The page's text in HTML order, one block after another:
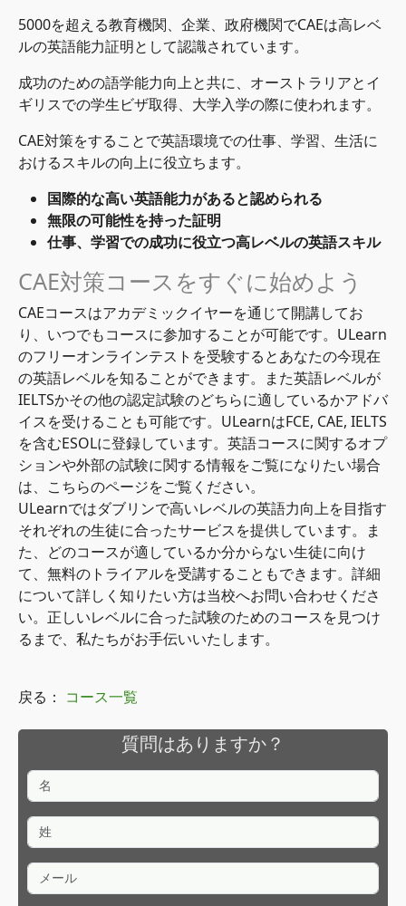
5000を超える教育機関、企業、政府機関でCAEは高レベ
ルの英語能力証明として認識されています。
成功のための語学能力向上と共に、オーストラリアとイ
ギリスでの学生ビザ取得、大学入学の際に使われます。
CAE対策をすることで英語環境での仕事、学習、生活に
おけるスキルの向上に役立ちます。
国際的な高い英語能力があると認められる
無限の可能性を持った証明
仕事、学習での成功に役立つ高レベルの英語スキル
CAE対策コースをすぐに始めよう
CAEコースはアカデミックイヤーを通じて開講してお
り、いつでもコースに参加することが可能です。ULearn
のフリーオンラインテストを受験するとあなたの今現在
の英語レベルを知ることができます。また英語レベルが
IELTSかその他の認定試験のどちらに適しているかアドバ
イスを受けることも可能です。ULearnはFCE, CAE, IELTS
を含むESOLに登録しています。英語コースに関するオプ
ションや外部の試験に関する情報をご覧になりたい場合
は、こちらのページをご覧ください。
ULearnではダブリンで高いレベルの英語力向上を目指す
それぞれの生徒に合ったサービスを提供しています。ま
た、どのコースが適しているか分からない生徒に向け
て、無料のトライアルを受講することもできます。詳細
について詳しく知りたい方は当校へお問い合わせくださ
い。正しいレベルに合った試験のためのコースを見つけ
るまで、私たちがお手伝いいたします。
戻る： コース一覧
質問はありますか？
名
姓
メール